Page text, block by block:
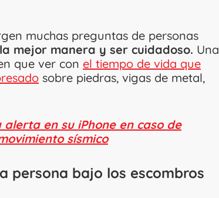
muchas preguntas de personas
mejor manera y ser cuidadoso. Una
que ver con el tiempo de vida que
sobre piedras, vigas de metal,
en su iPhone en caso de
sísmico
persona bajo los escombros